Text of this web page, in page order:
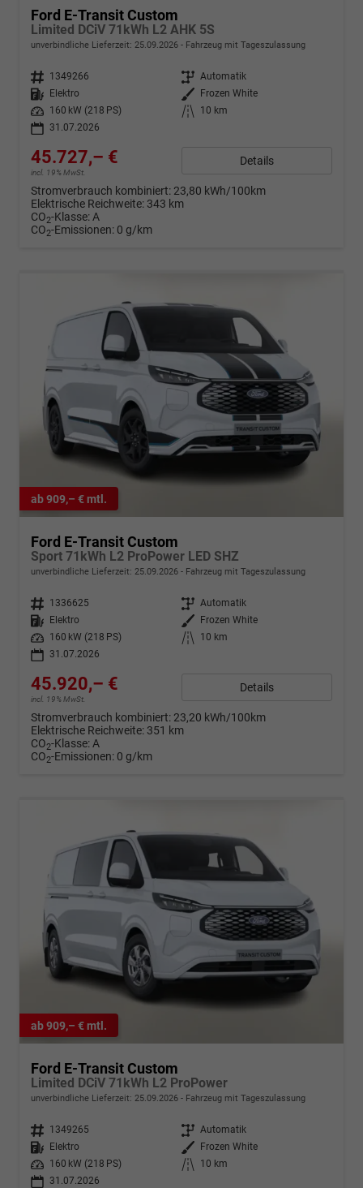
Ford E-Transit Custom
Limited DCiV 71kWh L2 AHK 5S
unverbindliche Lieferzeit: 25.09.2026 Fahrzeug mit Tageszulassung
Fahrzeugnr. 1349266 Getriebe Automatik
Kraftstoff
Elektro Außenfarbe
Frozen White
Leistung
160 kW (218 PS) Kilometerstand
10 km
31.07.2026
45.727,– €
incl. 19% MwSt.
Details
Stromverbrauch kombiniert: 23,80 kWh/100km
Elektrische Reichweite: 343 km
CO2-Klasse:A
CO2-Emissionen: 0 g/km
ab 909,– € mtl.
Ford E-Transit Custom
Sport 71kWh L2 ProPower LED SHZ
unverbindliche Lieferzeit: 25.09.2026 Fahrzeug mit Tageszulassung
Fahrzeugnr. 1336625 Getriebe Automatik
Kraftstoff
Elektro Außenfarbe
Frozen White
Leistung
160 kW (218 PS) Kilometerstand
10 km
31.07.2026
45.920,– €
incl. 19% MwSt.
Details
Stromverbrauch kombiniert: 23,20 kWh/100km
Elektrische Reichweite: 351 km
CO2-Klasse:A
CO2-Emissionen: 0 g/km
ab 909,– € mtl.
Ford E-Transit Custom
Limited DCiV 71kWh L2 ProPower
unverbindliche Lieferzeit: 25.09.2026 Fahrzeug mit Tageszulassung
Fahrzeugnr. 1349265 Getriebe Automatik
Kraftstoff
Elektro Außenfarbe
Frozen White
Leistung
160 kW (218 PS) Kilometerstand
10 km
31.07.2026